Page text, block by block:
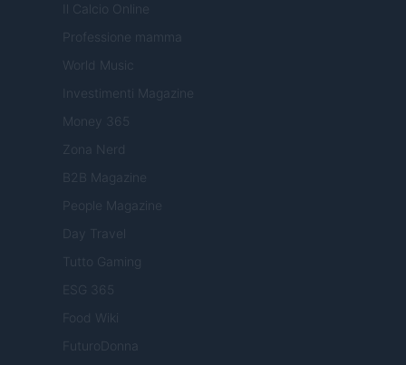
Il Calcio Online
Professione mamma
World Music
Investimenti Magazine
Money 365
Zona Nerd
B2B Magazine
People Magazine
Day Travel
Tutto Gaming
ESG 365
Food Wiki
FuturoDonna